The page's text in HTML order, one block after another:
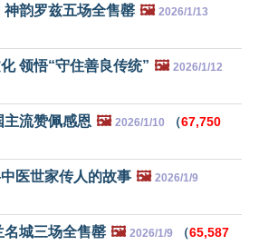
韵罗兹五场全售罄 🖼️ 2026/1/13
领悟“守住善良传统” 🖼️ 2026/1/12
流赞佩感恩 🖼️ 2026/1/10 （67,750
医世家传人的故事 🖼️ 2026/1/9
名城三场全售罄 🖼️ 2026/1/9 （65,587